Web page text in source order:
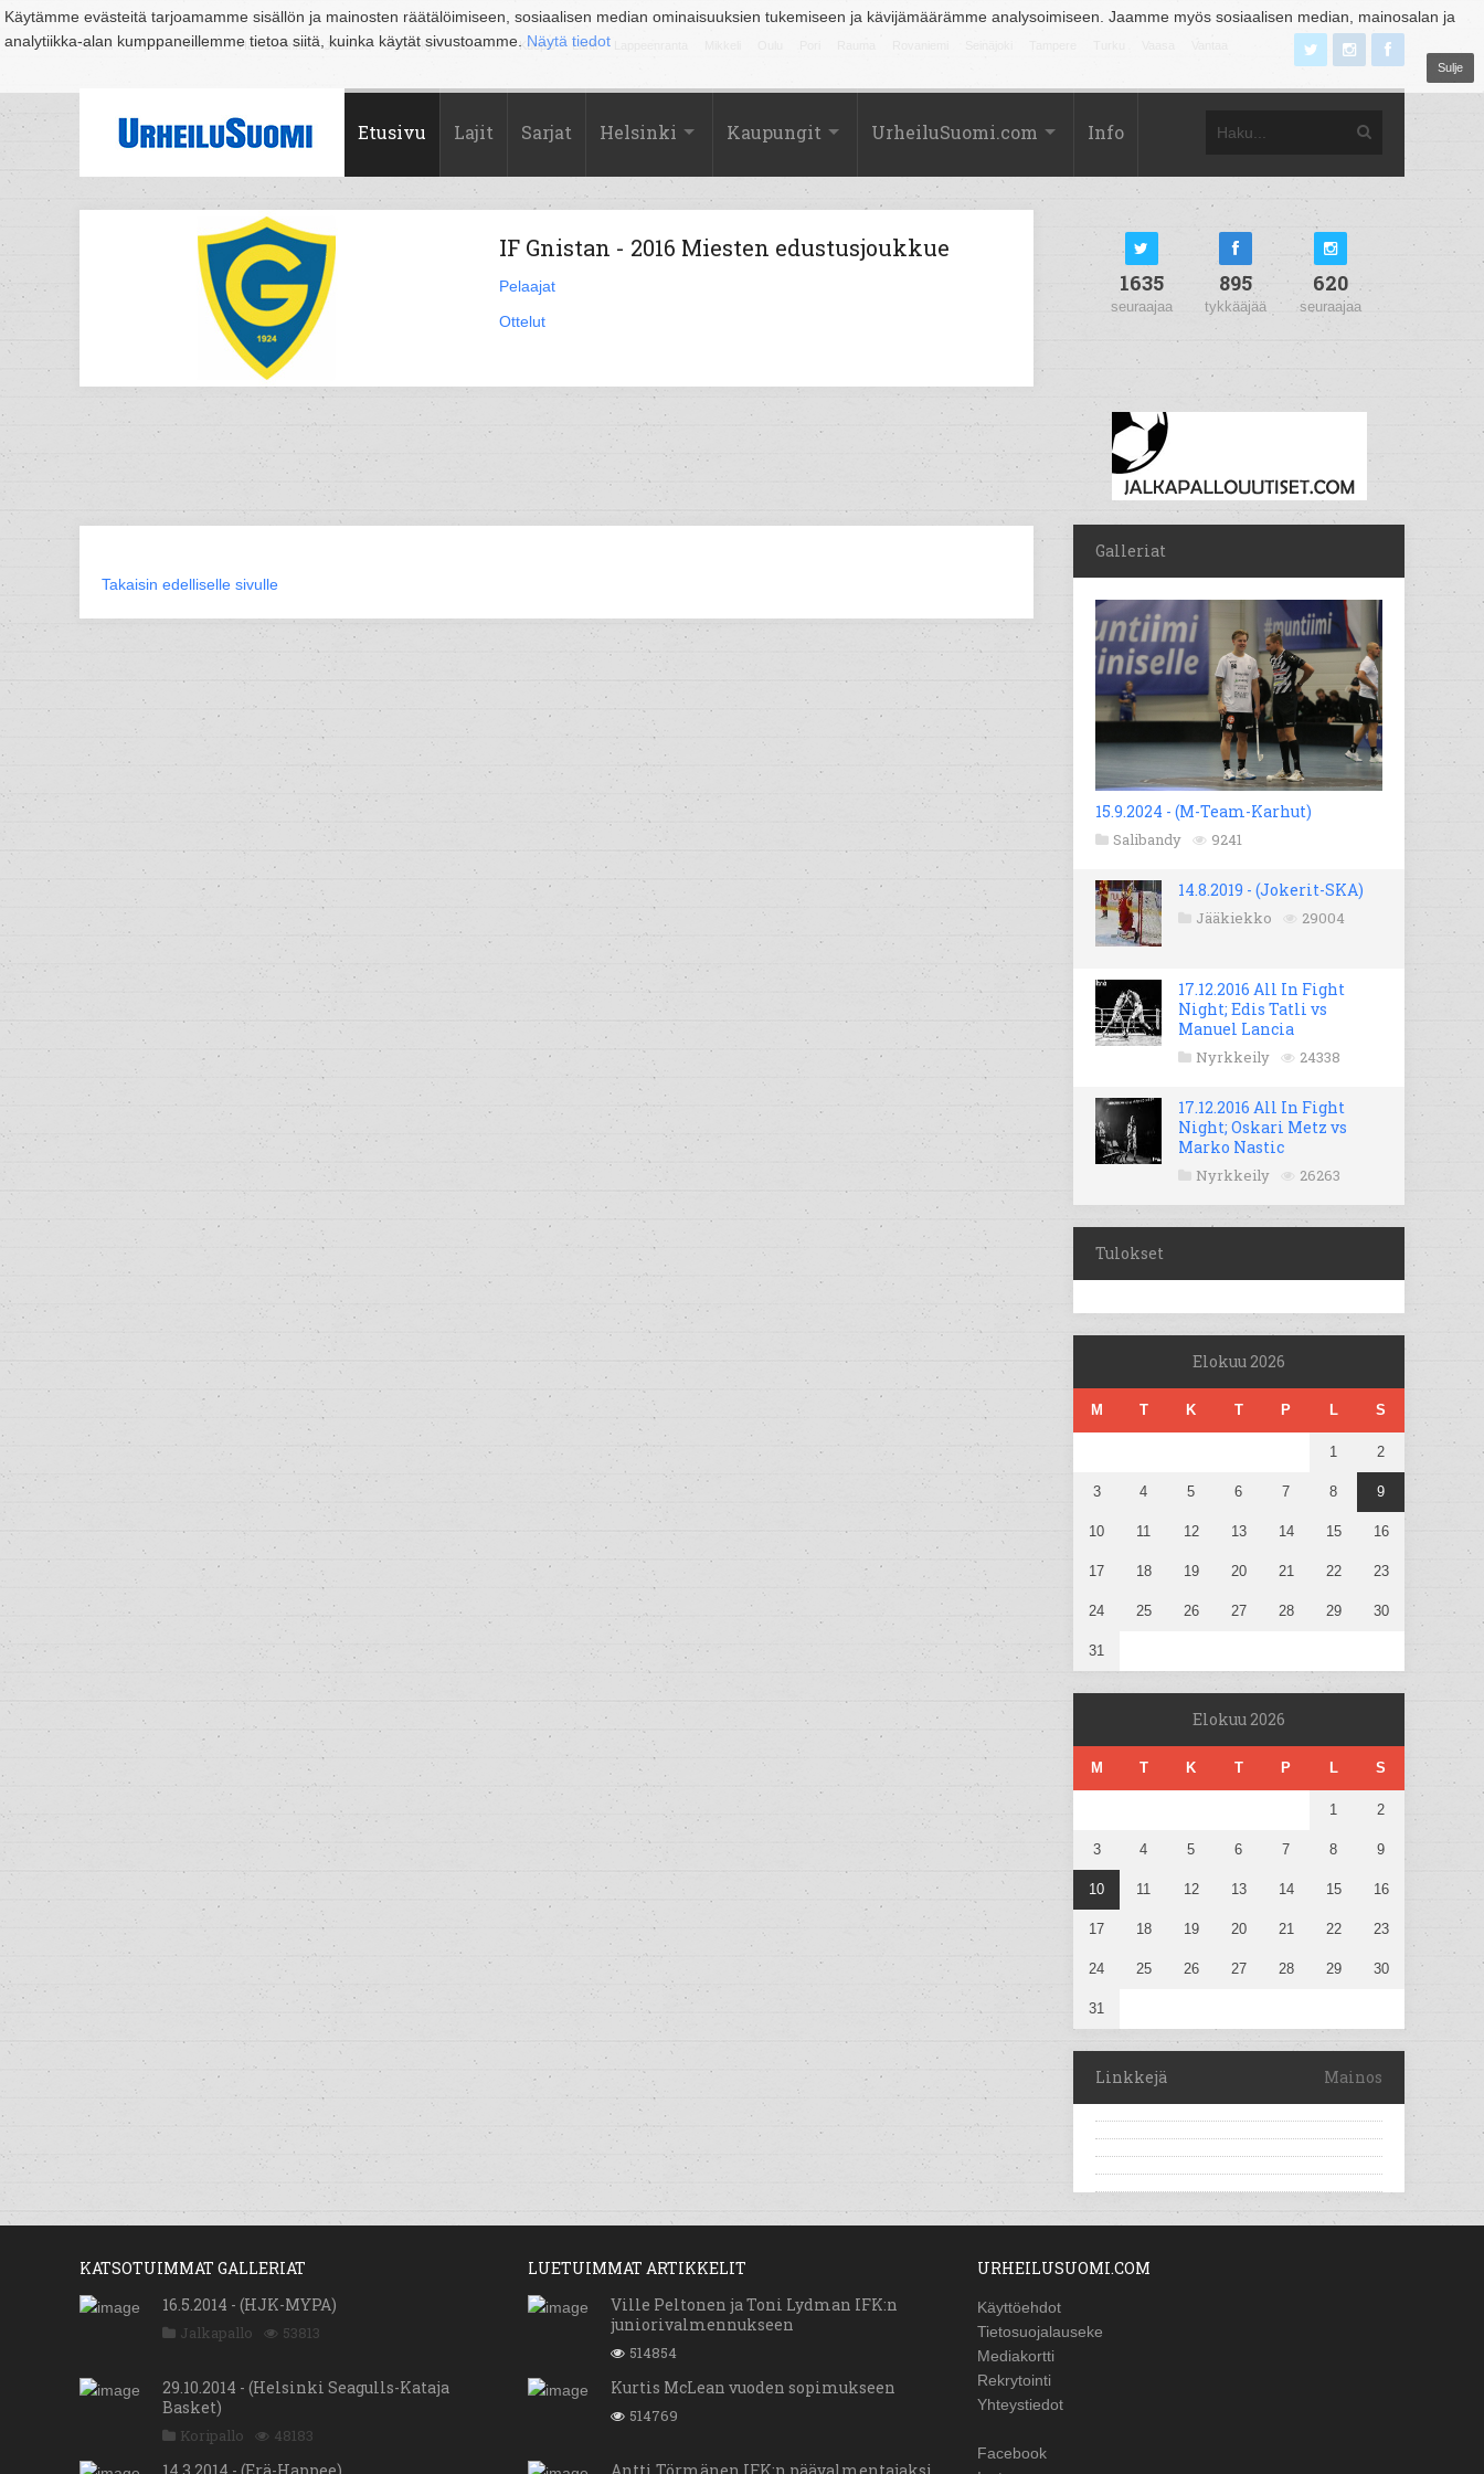
Käytämme evästeitä tarjoamamme sisällön ja mainosten räätälöimiseen, sosiaalisen median ominaisuuksien tukemiseen ja kävijämäärämme analysoimiseen. Jaamme myös sosiaalisen median, mainosalan ja
analytiikka-alan kumppaneillemme tietoa siitä, kuinka käytät sivustoamme. Näytä tiedot
Sulje
Suomi Espoo Helsinki Hämeenlinna Joensuu Jyväskylä Kouvola Kuopio Lahti
Etusivu Lajit Sarjat Helsinki Kaupungit UrheiluSuomi.com Info
IF Gnistan - 2016 Miesten edustusjoukkue
Pelaajat
Ottelut
Takaisin edelliselle sivulle
1635
seuraajaa
895
tykkääjää
620
seuraajaa
Galleriat
15.9.2024 - (M-Team-Karhut)
Salibandy 9241
14.8.2019 - (Jokerit-SKA)
Jääkiekko 29004
17.12.2016 All In Fight
Night; Edis Tatli vs
Manuel Lancia
Nyrkkeily 24338
17.12.2016 All In Fight
Night; Oskari Metz vs
Marko Nastic
Nyrkkeily 26263
Tulokset
Elokuu 2026
M T K T P L S
1 2
3 4 5 6 7 8 9
10 11 12 13 14 15 16
17 18 19 20 21 22 23
24 25 26 27 28 29 30
31
Elokuu 2026
M T K T P L S
1 2
3 4 5 6 7 8 9
10 11 12 13 14 15 16
17 18 19 20 21 22 23
24 25 26 27 28 29 30
31
Linkkejä Mainos
KATSOTUIMMAT GALLERIAT
16.5.2014 - (HJK-MYPA)
Jalkapallo 53813
29.10.2014 - (Helsinki Seagulls-Kataja
Basket)
Koripallo 48183
LUETUIMMAT ARTIKKELIT
Ville Peltonen ja Toni Lydman IFK:n
juniorivalmennukseen
514854
Kurtis McLean vuoden sopimukseen
514769
URHEILUSUOMI.COM
Käyttöehdot
Tietosuojalauseke
Mediakortti
Rekrytointi
Yhteystiedot
Facebook